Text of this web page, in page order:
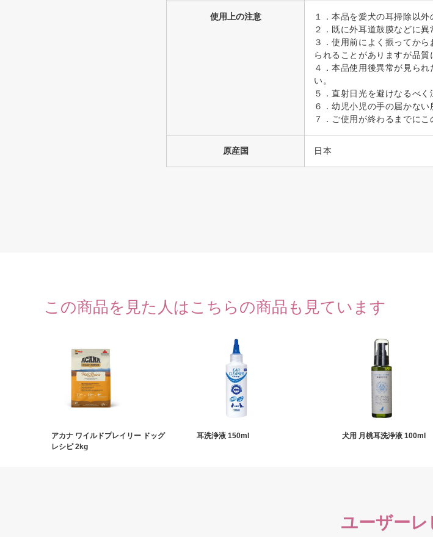
使用上の注意
１．本品を愛犬の耳掃除以
２．既に外耳道鼓膜などに
３．使用前によく振ってか
られることがありますが品質
４．本品使用後異常が見ら
い。
５．直射日光を避けなるべく
６．幼児小児の手の届かない
７．ご使用が終わるまでに
原産国 日本
この商品を見た人はこちらの商品も見ています
アカナ ワイルドプレイリー ドッグ
レシピ 2kg
耳洗浄液 150ml 犬用 月桃耳洗浄液 100ml
ユーザー